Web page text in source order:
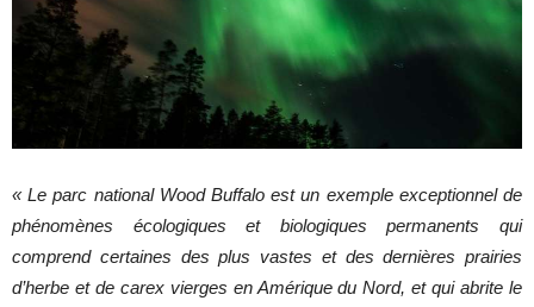
« Le parc national Wood Buffalo est un exemple exceptionnel de
phénomènes écologiques et biologiques permanents qui
comprend certaines des plus vastes et des dernières prairies
d’herbe et de carex vierges en Amérique du Nord, et qui abrite le